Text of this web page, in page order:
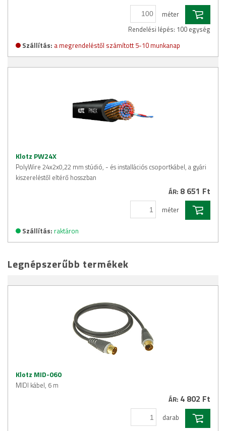
méter
Rendelési lépés: 100 egység
Szállítás: a megrendeléstől számított 5-10 munkanap
Klotz PW24X
PolyWire 24x2x0,22 mm stúdió, - és installációs csoportkábel, a gyári
kiszereléstől eltérő hosszban
ÁR: 8 651 Ft
méter
Szállítás: raktáron
Legnépszerűbb termékek
Klotz MID-060
MIDI kábel, 6 m
ÁR: 4 802 Ft
darab